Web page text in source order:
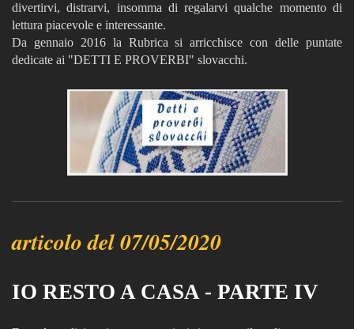
divertirvi, distrarvi, insomma di regalarvi qualche momento di
lettura piacevole e interessante.
Da gennaio 2016 la Rubrica si arricchisce con delle puntate
dedicate ai "DETTI E PROVERBI" slovacchi.
articolo del 07/05/2020
IO RESTO A CASA - PARTE IV